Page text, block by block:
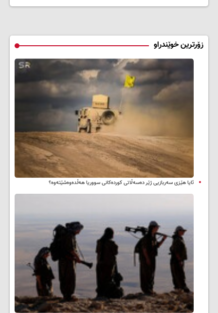
زۆرترین خوێندراو
ئایا هێزی سەربازیی ژێر دەسەڵاتی کوردەکانی سووریا هەڵدەوەشێتەوە؟